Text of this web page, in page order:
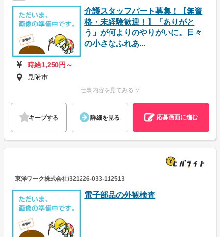
介護スタッフパート募集！【無資
格・未経験歓迎！】「ありがと
う」が何よりのやりがいに。日々
の小さなふれあ...
時給1,250円～
見附市
仕事内容を見てみる ∨
キープする 詳細を見る 応募画面に進む
東洋ワーク株式会社/321226-033-112513
電子部品の外観検査